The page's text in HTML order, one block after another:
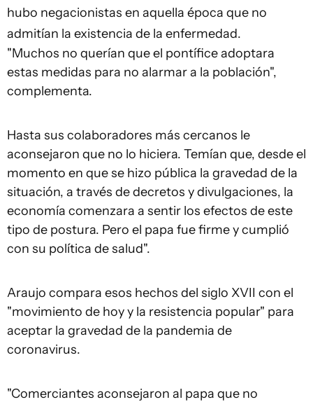
hubo negacionistas en aquella época que no
admitían la existencia de la enfermedad.
"Muchos no querían que el pontífice adoptara
estas medidas para no alarmar a la población",
complementa.
Hasta sus colaboradores más cercanos le
aconsejaron que no lo hiciera. Temían que, desde el
momento en que se hizo pública la gravedad de la
situación, a través de decretos y divulgaciones, la
economía comenzara a sentir los efectos de este
tipo de postura. Pero el papa fue firme y cumplió
con su política de salud".
Araujo compara esos hechos del siglo XVII con el
"movimiento de hoy y la resistencia popular" para
aceptar la gravedad de la pandemia de
coronavirus.
"Comerciantes aconsejaron al papa que no